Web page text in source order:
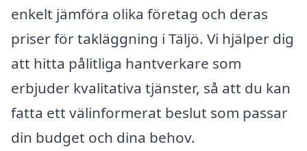
enkelt jämföra olika företag och deras
priser för takläggning i Täljö. Vi hjälper dig
att hitta pålitliga hantverkare som
erbjuder kvalitativa tjänster, så att du kan
fatta ett välinformerat beslut som passar
din budget och dina behov.